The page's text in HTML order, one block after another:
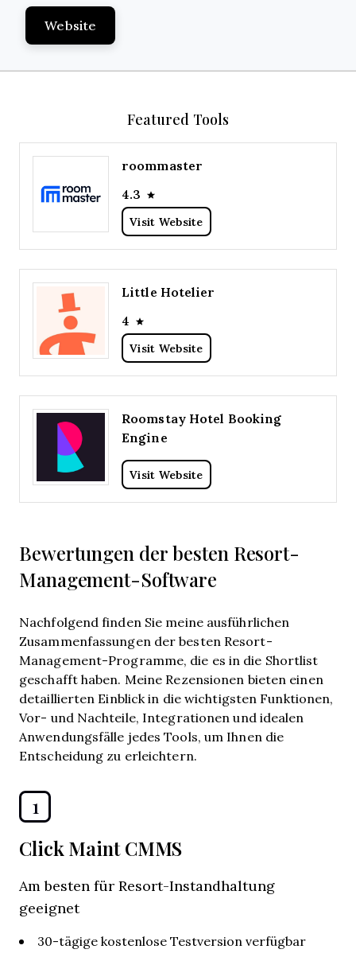
Website
Featured Tools
roommaster
4.3
Visit Website
Little Hotelier
4
Visit Website
Roomstay Hotel Booking
Engine
Visit Website
Bewertungen der besten Resort-
Management-Software
Nachfolgend finden Sie meine ausführlichen
Zusammenfassungen der besten Resort-
Management-Programme, die es in die Shortlist
geschafft haben. Meine Rezensionen bieten einen
detaillierten Einblick in die wichtigsten Funktionen,
Vor- und Nachteile, Integrationen und idealen
Anwendungsfälle jedes Tools, um Ihnen die
Entscheidung zu erleichtern.
1
Click Maint CMMS
Am besten für Resort-Instandhaltung
geeignet
30-tägige kostenlose Testversion verfügbar